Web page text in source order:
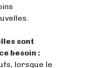
sont
besoin :
lorsque le